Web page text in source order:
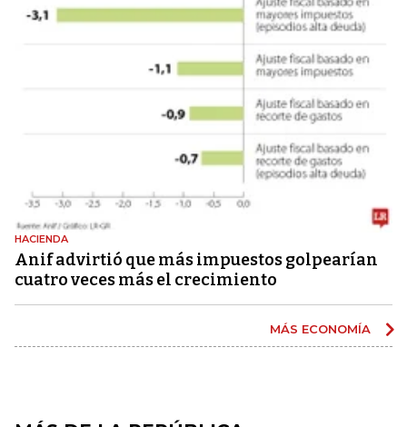
HACIENDA
Anif advirtió que más impuestos golpearían
cuatro veces más el crecimiento
MÁS ECONOMÍA